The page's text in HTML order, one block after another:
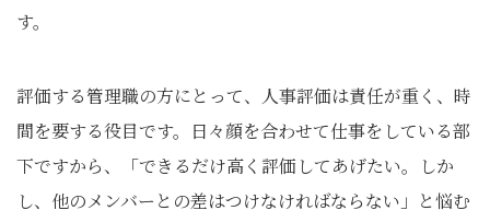
す。
評価する管理職の方にとって、人事評価は責任が重く、時
間を要する役目です。日々顔を合わせて仕事をしている部
下ですから、「できるだけ高く評価してあげたい。しか
し、他のメンバーとの差はつけなければならない」と悩む